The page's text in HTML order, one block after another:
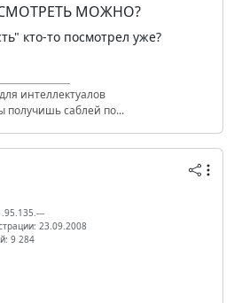
МОЖНО?
кто-то посмотрел уже?
интеллектуалов
получишь саблей по...
23.09.2008
9 284